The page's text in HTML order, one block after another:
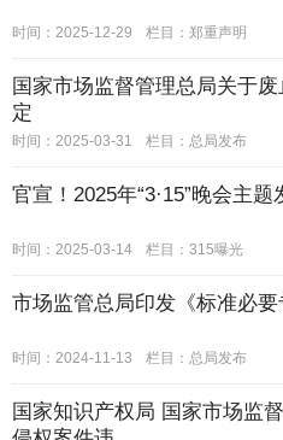
时间：2025-12-29 栏目： 郑重声明
国家市场监督管理总局关于
定
时间：2025-03-31 栏目： 总局发布
官宣！2025年“3·15”晚会主题
时间：2025-03-14 栏目： 315曝光
市场监管总局印发《标准必要
时间：2024-11-13 栏目： 总局发布
国家知识产权局 国家市场监